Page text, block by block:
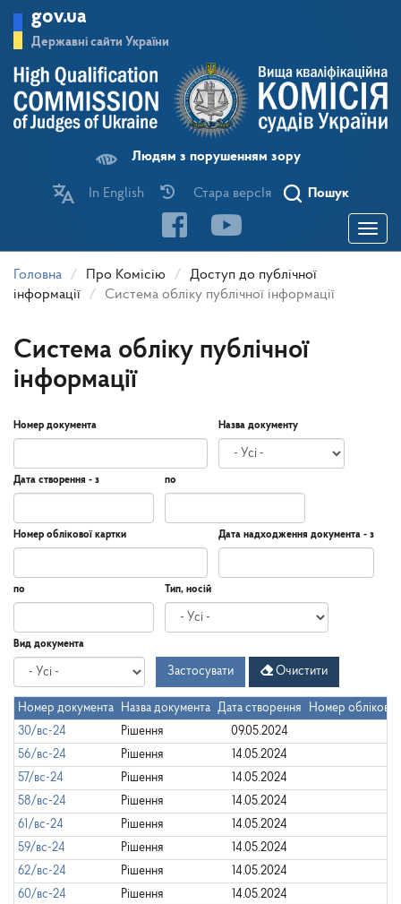
основного
матеріалу
gov.ua
Державні сайти України
Людям з порушенням зору
In English Стара версІя Пошук
Toggle
Головна Про Комісію
Доступ до публічної
інформації
Система обліку публічної інформації
Система обліку публічної
інформації
Номер документа Назва документу
Дата створення - з
Дата
Дата
створення
з
по
Номер облікової картки Дата надходження документа - з
надходження
-
по
Дата
по
Тип, носій
Вид документа
Застосувати Очистити
Номер документа Назва документа Дата створення
Номер облікової
30/вс-24
Рішення
09.05.2024
56/вс-24
Рішення
14.05.2024
57/вс-24
Рішення
14.05.2024
58/вс-24
Рішення
14.05.2024
61/вс-24
Рішення
14.05.2024
59/вс-24
Рішення
14.05.2024
62/вс-24
Рішення
14.05.2024
60/вс-24
Рішення
14.05.2024